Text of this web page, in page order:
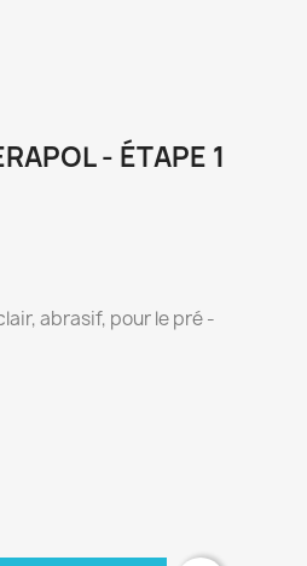
- ÉTAPE 1
abrasif, pour le pré -